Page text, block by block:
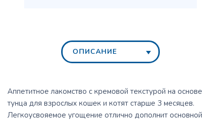
ОПИСАНИЕ
Аппетитное лакомство с кремовой текстурой на основе
тунца для взрослых кошек и котят старше 3 месяцев.
Легкоусвояемое угощение отлично дополнит основной